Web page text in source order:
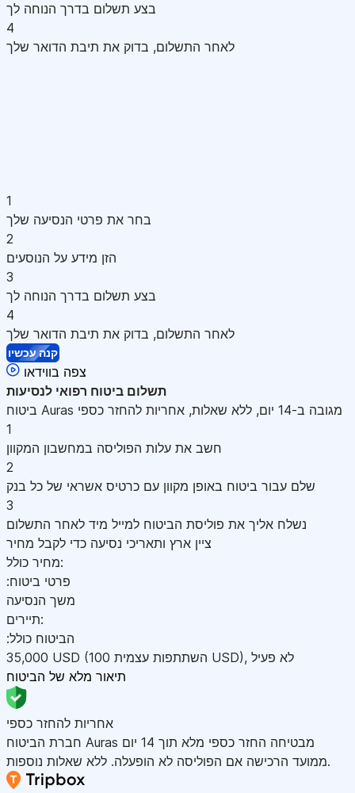
בצע תשלום בדרך הנוחה לך
4
לאחר התשלום, בדוק את תיבת הדואר שלך
1
בחר את פרטי הנסיעה שלך
2
הזן מידע על הנוסעים
3
בצע תשלום בדרך הנוחה לך
4
לאחר התשלום, בדוק את תיבת הדואר שלך
קנה עכשיו
צפה בווידאו
תשלום ביטוח רפואי לנסיעות
ביטוח Auras מגובה ב-14 יום, ללא שאלות, אחריות להחזר כספי
1
חשב את עלות הפוליסה במחשבון המקוון
2
שלם עבור ביטוח באופן מקוון עם כרטיס אשראי של כל בנק
3
נשלח אליך את פוליסת הביטוח למייל מיד לאחר התשלום
ציין ארץ ותאריכי נסיעה כדי לקבל מחיר
מחיר כולל:
:פרטי ביטוח
משך הנסיעה
תיירים:
:הביטוח כולל
35,000 USD USD), לא פעיל
תיאור מלא של הביטוח
אחריות להחזר כספי
חברת הביטוח Auras מבטיחה החזר כספי מלא תוך 14 יום
ממועד הרכישה אם הפוליסה לא הופעלה. ללא שאלות נוספות.